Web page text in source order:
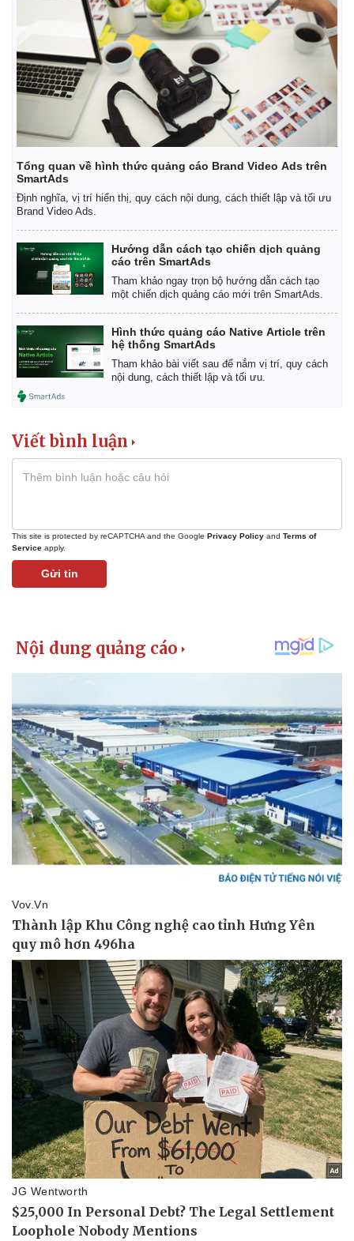
Kinh tế
Bất động sản
Khởi nghiệp
Thị trường
Giá vàng
Tiêu dùng
Tỷ giá
Chứng khoán
Tổng quan về hình thức quảng cáo Brand Video Ads trên
SmartAds
Định nghĩa, vị trí hiển thị, quy cách nội dung, cách thiết lập và tối ưu
Brand Video Ads.
Hướng dẫn cách tạo chiến dịch quảng
cáo trên SmartAds
Tham khảo ngay trọn bộ hướng dẫn cách tạo
một chiến dịch quảng cáo mới trên SmartAds.
Hình thức quảng cáo Native Article trên
hệ thống SmartAds
Tham khảo bài viết sau để nắm vị trí, quy cách
nội dung, cách thiết lập và tối ưu.
Viết bình luận
This site is protected by reCAPTCHA and the Google Privacy Policy and Terms of
Service apply.
Gửi tin